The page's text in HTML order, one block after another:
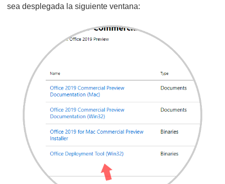
sea desplegada la siguiente ventana: